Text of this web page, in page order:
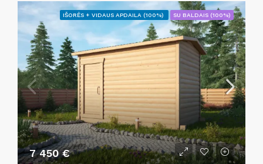
IŠORĖS + VIDAUS APDAILA (100%) SU BALDAIS (100%)
7 450 €